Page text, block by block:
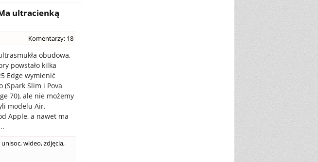
ultracienką
Komentarzy: 18
obudowa,
powstało kilka
Edge wymienić
(Spark Slim i Pova
70), ale nie możemy
modelu Air.
Apple, a nawet ma
unisoc,wideo,zdjęcia,